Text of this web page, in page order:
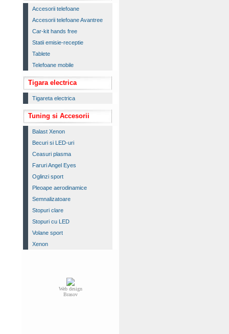
Accesorii telefoane
Accesorii telefoane Avantree
Car-kit hands free
Statii emisie-receptie
Tablete
Telefoane mobile
Tigara electrica
Tigareta electrica
Tuning si Accesorii
Balast Xenon
Becuri si LED-uri
Ceasuri plasma
Faruri Angel Eyes
Oglinzi sport
Pleoape aerodinamice
Semnalizatoare
Stopuri clare
Stopuri cu LED
Volane sport
Xenon
Web design
Brasov